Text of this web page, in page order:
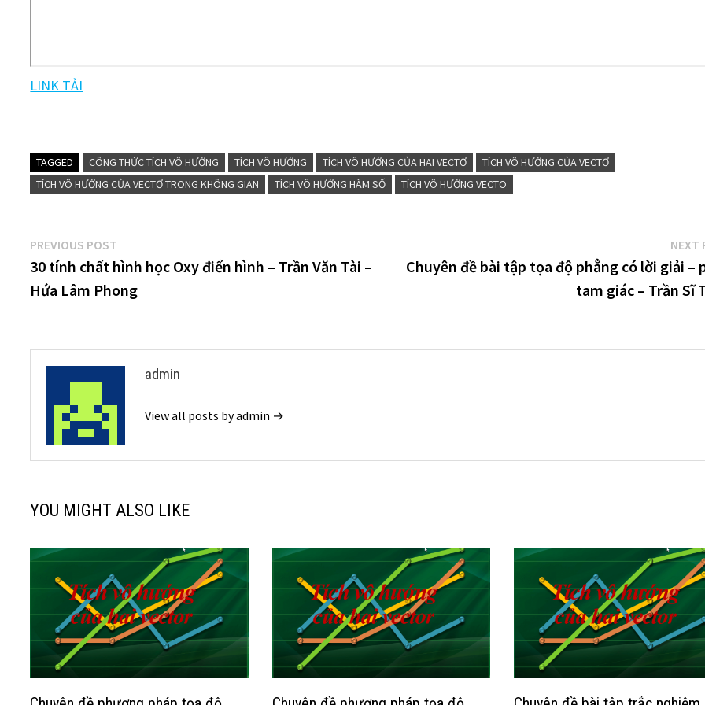
LINK TẢI
TAGGED CÔNG THỨC TÍCH VÔ HƯỚNG TÍCH VÔ HƯỚNG TÍCH VÔ HƯỚNG CỦA HAI VECTƠ
TÍCH VÔ HƯỚNG CỦA VECTƠ
TÍCH VÔ HƯỚNG CỦA VECTƠ TRONG KHÔNG GIAN
TÍCH VÔ HƯỚNG HÀM SỐ TÍCH VÔ HƯỚNG VECTO
Điều
hướng
PREVIOUS POST
post:
30 tính chất hình học Oxy điển hình – Trần Văn Tài –
Hứa Lâm Phong
NEXT
Chuyên đề bài tập tọa độ phẳng có lời giải –
tam giác – Trần Sĩ
admin
View all posts by admin →
YOU MIGHT ALSO LIKE